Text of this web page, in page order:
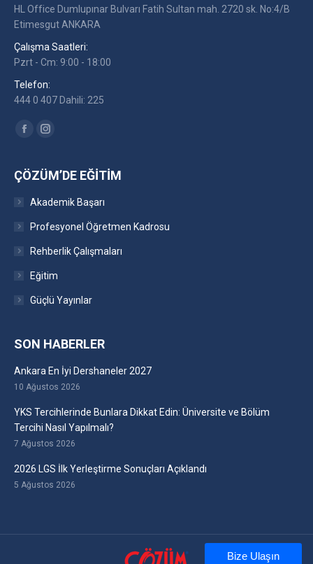
HL Office Dumlupınar Bulvarı Fatih Sultan mah. 2720 sk. No:4/B
Etimesgut ANKARA
Çalışma Saatleri:
Pzrt - Cm: 9:00 - 18:00
Telefon:
444 0 407 Dahili: 225
Find us on:
FacebookInstagram
ÇÖZÜM’DE EĞITIM
Akademik Başarı
Profesyonel Öğretmen Kadrosu
Rehberlik Çalışmaları
Eğitim
Güçlü Yayınlar
SON HABERLER
Ankara En İyi Dershaneler 2027
10 Ağustos 2026
YKS Tercihlerinde Bunlara Dikkat Edin: Üniversite ve Bölüm
Tercihi Nasıl Yapılmalı?
7 Ağustos 2026
2026 LGS İlk Yerleştirme Sonuçları Açıklandı
5 Ağustos 2026
Bize Ulaşın